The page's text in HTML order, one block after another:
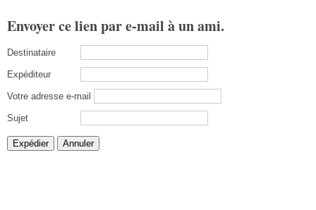
Envoyer ce lien par e-mail à un ami.
Destinataire
Expéditeur
Votre adresse e-mail
Sujet
Expédier Annuler